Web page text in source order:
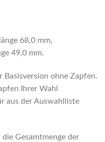
68,0 mm,
49,0 mm.
ohne Zapfen.
Ihrer Wahl
aus der Auswahlliste
Gesamtmenge der